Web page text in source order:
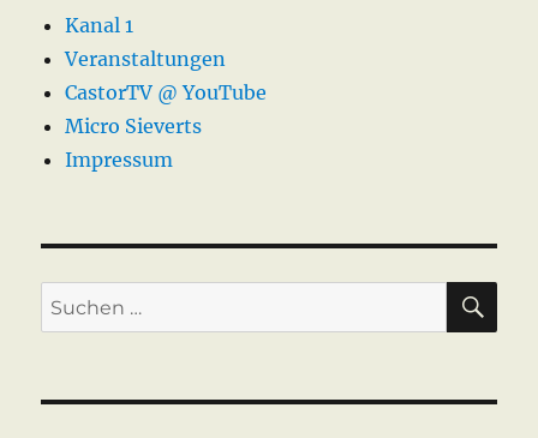
Kanal 1
Veranstaltungen
CastorTV @ YouTube
Micro Sieverts
Impressum
Suche
nach: